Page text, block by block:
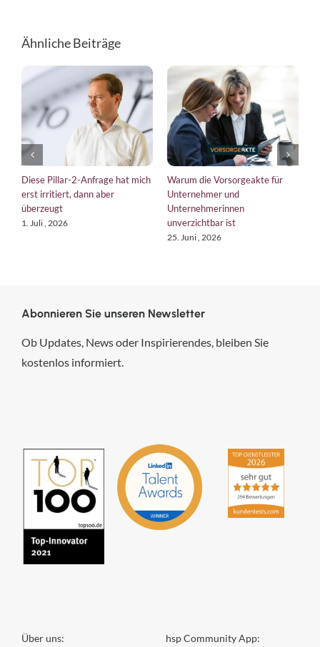
Ähnliche Beiträge
Diese Pillar-2-Anfrage hat mich
erst irritiert, dann aber
überzeugt
1. Juli , 2026
Warum die Vorsorgeakte für
Unternehmer und
Unternehmerinnen
unverzichtbar ist
25. Juni , 2026
Abonnieren Sie unseren Newsletter
Ob Updates, News oder Inspirierendes, bleiben Sie
kostenlos informiert.
Über uns: hsp Community App: